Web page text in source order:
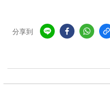
分享到